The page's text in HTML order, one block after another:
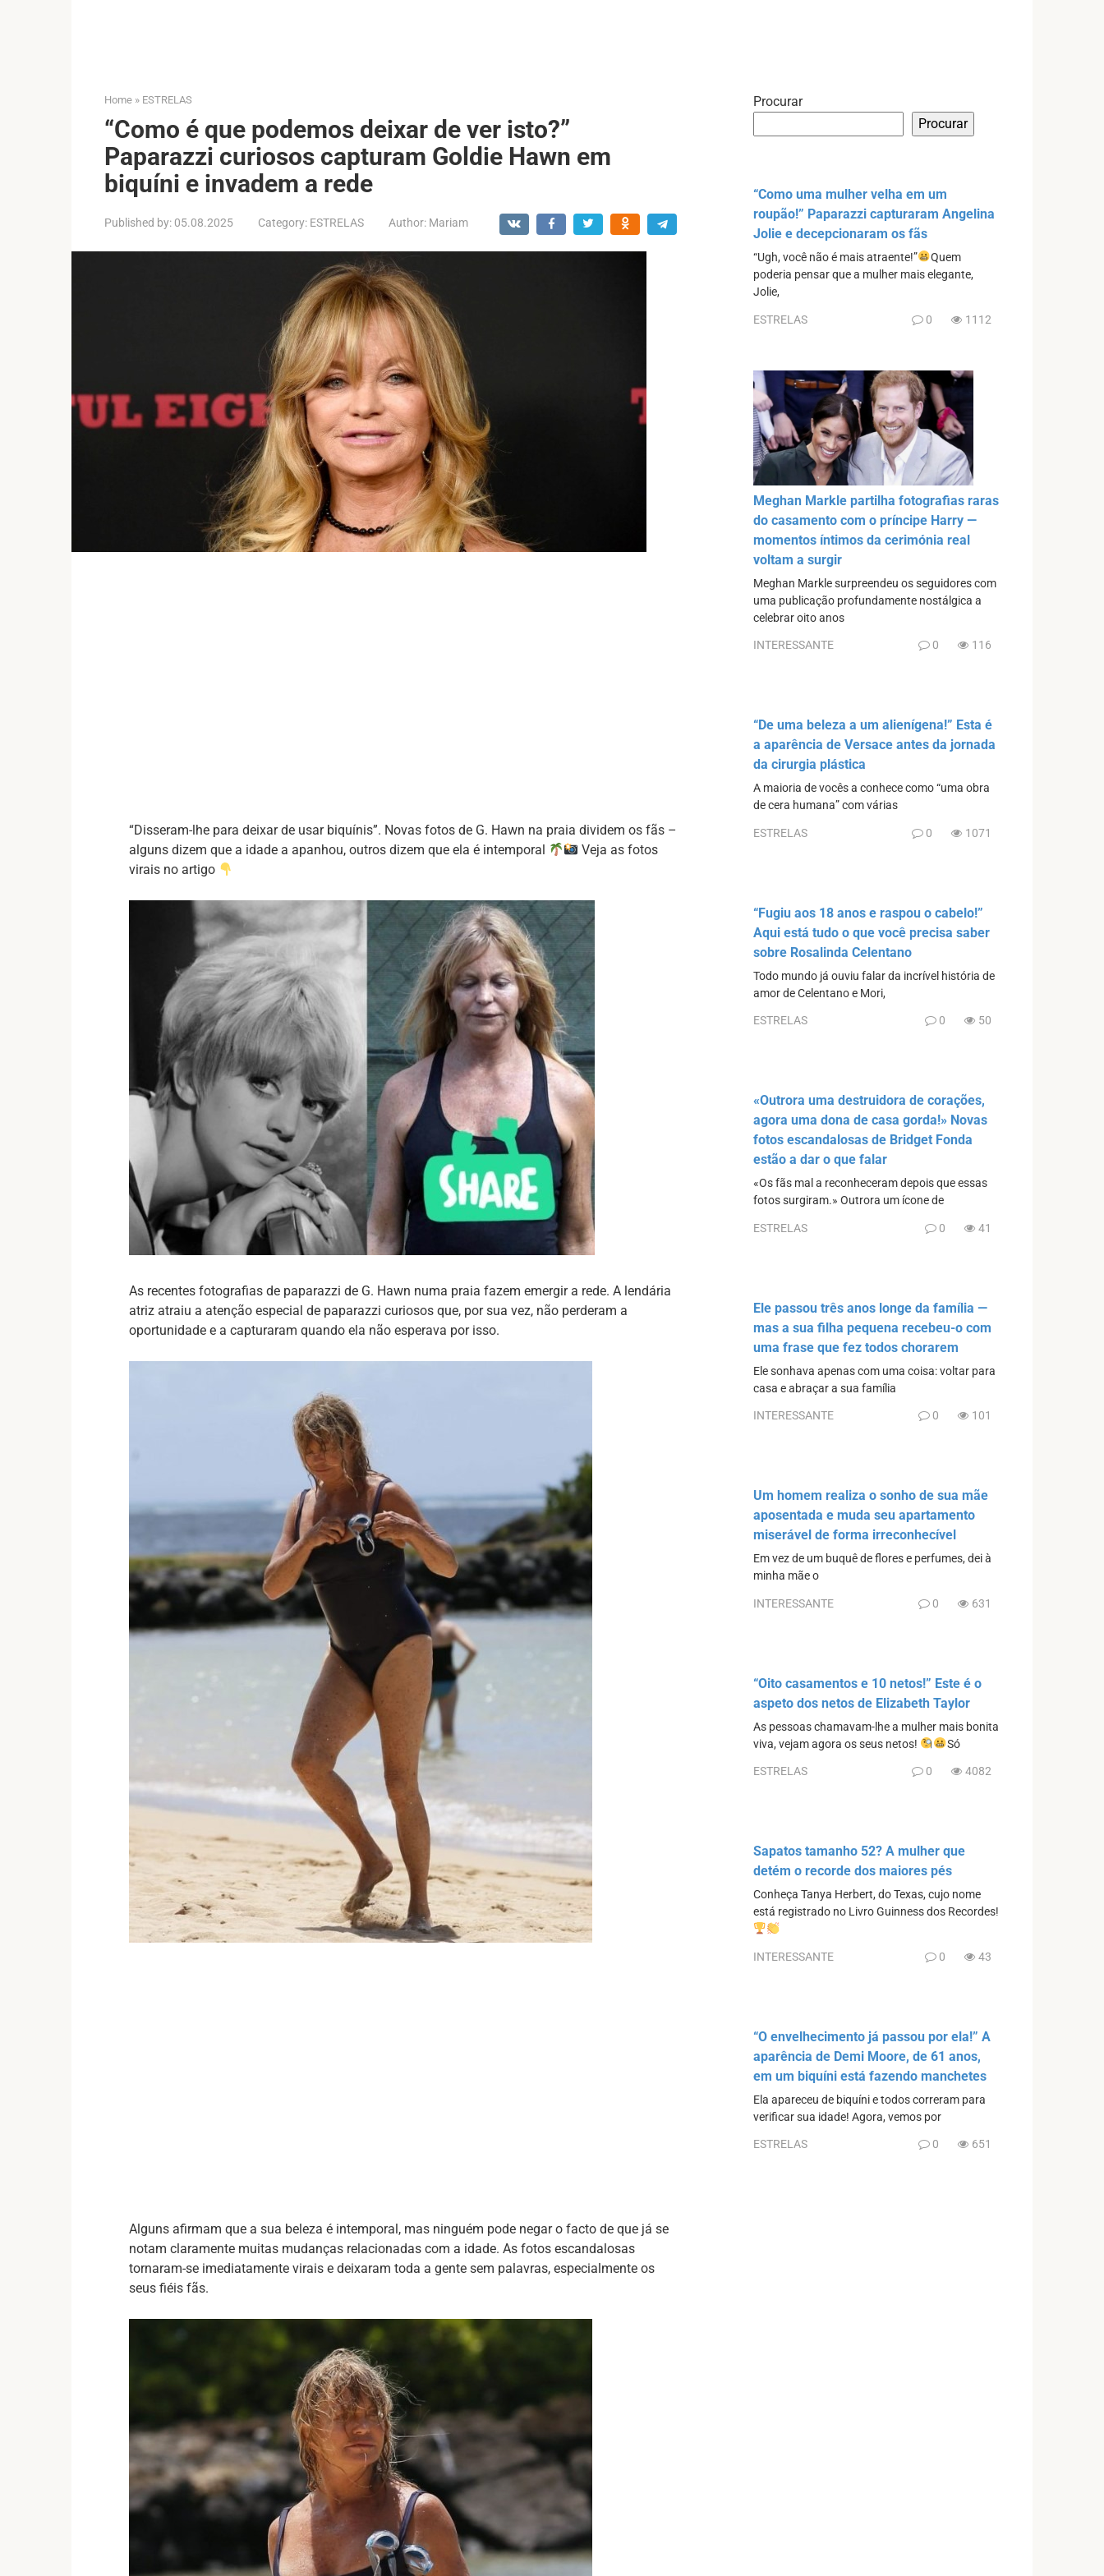
Home » ESTRELAS
“Como é que podemos deixar de ver isto?”
Paparazzi curiosos capturam Goldie Hawn em
biquíni e invadem a rede
Published by: 05.08.2025 Category: ESTRELAS Author: Mariam
“Disseram-lhe para deixar de usar biquínis”. Novas fotos de G. Hawn na praia dividem os fãs –
alguns dizem que a idade a apanhou, outros dizem que ela é intemporal
Veja as fotos
virais no artigo
As recentes fotografias de paparazzi de G. Hawn numa praia fazem emergir a rede. A lendária
atriz atraiu a atenção especial de paparazzi curiosos que, por sua vez, não perderam a
oportunidade e a capturaram quando ela não esperava por isso.
Alguns afirmam que a sua beleza é intemporal, mas ninguém pode negar o facto de que já se
notam claramente muitas mudanças relacionadas com a idade. As fotos escandalosas
tornaram-se imediatamente virais e deixaram toda a gente sem palavras, especialmente os
seus fiéis fãs.
Procurar
Procurar
“Como uma mulher velha em um
roupão!” Paparazzi capturaram Angelina
Jolie e decepcionaram os fãs
“Ugh, você não é mais atraente!”
Quem
poderia pensar que a mulher mais elegante,
Jolie,
ESTRELAS 0 1112
Meghan Markle partilha fotografias raras
do casamento com o príncipe Harry —
momentos íntimos da cerimónia real
voltam a surgir
Meghan Markle surpreendeu os seguidores com
uma publicação profundamente nostálgica a
celebrar oito anos
INTERESSANTE 0 116
“De uma beleza a um alienígena!” Esta é
a aparência de Versace antes da jornada
da cirurgia plástica
A maioria de vocês a conhece como “uma obra
de cera humana” com várias
ESTRELAS 0 1071
“Fugiu aos 18 anos e raspou o cabelo!”
Aqui está tudo o que você precisa saber
sobre Rosalinda Celentano
Todo mundo já ouviu falar da incrível história de
amor de Celentano e Mori,
ESTRELAS 0 50
«Outrora uma destruidora de corações,
agora uma dona de casa gorda!» Novas
fotos escandalosas de Bridget Fonda
estão a dar o que falar
«Os fãs mal a reconheceram depois que essas
fotos surgiram.» Outrora um ícone de
ESTRELAS 0 41
Ele passou três anos longe da família —
mas a sua filha pequena recebeu-o com
uma frase que fez todos chorarem
Ele sonhava apenas com uma coisa: voltar para
casa e abraçar a sua família
INTERESSANTE 0 101
Um homem realiza o sonho de sua mãe
aposentada e muda seu apartamento
miserável de forma irreconhecível
Em vez de um buquê de flores e perfumes, dei à
minha mãe o
INTERESSANTE 0 631
“Oito casamentos e 10 netos!” Este é o
aspeto dos netos de Elizabeth Taylor
As pessoas chamavam-lhe a mulher mais bonita
viva, vejam agora os seus netos!
Só
ESTRELAS 0 4082
Sapatos tamanho 52? A mulher que
detém o recorde dos maiores pés
Conheça Tanya Herbert, do Texas, cujo nome
está registrado no Livro Guinness dos Recordes!
INTERESSANTE 0 43
“O envelhecimento já passou por ela!” A
aparência de Demi Moore, de 61 anos,
em um biquíni está fazendo manchetes
Ela apareceu de biquíni e todos correram para
verificar sua idade! Agora, vemos por
ESTRELAS 0 651